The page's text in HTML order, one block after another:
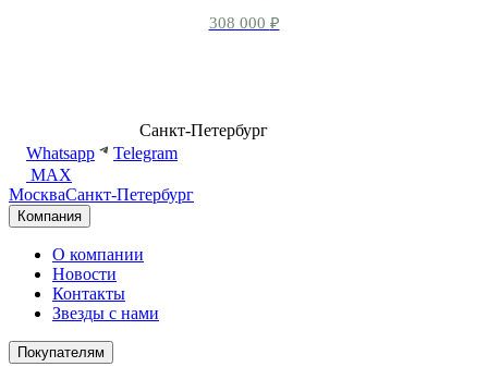
308 000 ₽
Санкт-Петербург
Whatsapp
Telegram
MAX
МоскваСанкт-Петербург
Компания
О компании
Новости
Контакты
Звезды с нами
Покупателям